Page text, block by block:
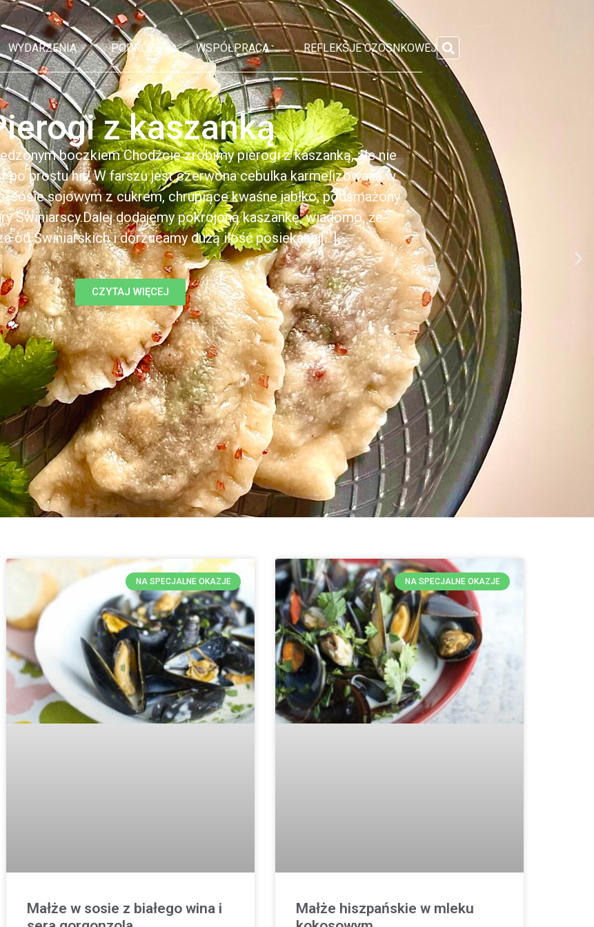
WYDARZENIA PODRÓŻE WSPÓŁPRACA REFLEKSJE CZOSNKOWEJ
z kaszanką
boczkiem Chodźcie zrobimy pierogi z kaszanką, ale nie
po prostu hit! W farszu jest czerwona cebulka karmelizowana w
sosie sojowym z cukrem, chrupiące kwaśne jabłko, podsmażony
Świniarscy.Dalej dodajemy pokrojoną kaszankę, wiadomo, że
od Świniarskich i dorzucamy dużą ilość posiekanej[...]
CZYTAJ WIĘCEJ
NA SPECJALNE OKAZJE
Małże w sosie z białego wina i
NA SPECJALNE OKAZJE
Małże hiszpańskie w mleku